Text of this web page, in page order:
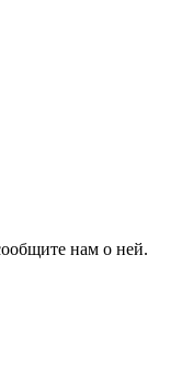
нам о ней.